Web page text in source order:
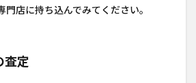
門店に持ち込んでみてください。
査定